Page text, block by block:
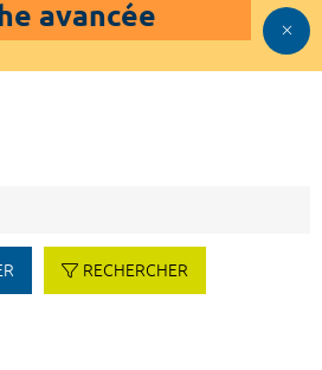
avancée
RECHERCHER